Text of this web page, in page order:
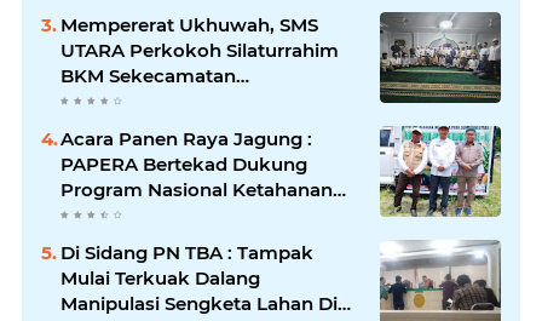
Mempererat Ukhuwah, SMS
UTARA Perkokoh Silaturrahim
BKM Sekecamatan
Padangsidimpuan Utara di
Acara Panen Raya Jagung :
PAPERA Bertekad Dukung
Program Nasional Ketahanan
Pangan Di Kota Kerang
Tanjungbalai
Di Sidang PN TBA : Tampak
Mulai Terkuak Dalang
Manipulasi Sengketa Lahan Di